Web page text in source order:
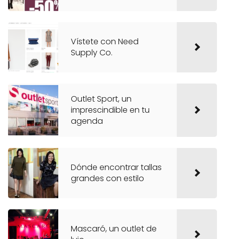
Vístete con Need
Supply Co.
Outlet Sport, un
imprescindible en tu
agenda
Dónde encontrar tallas
grandes con estilo
Mascaró, un outlet de